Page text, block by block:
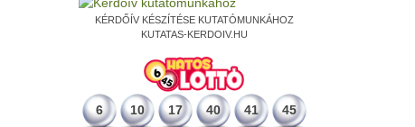
KÉRDŐÍV KÉSZÍTÉSE KUTATÓMUNKÁHOZ
KUTATAS-KERDOIV.HU
6 10 17 40 41 45